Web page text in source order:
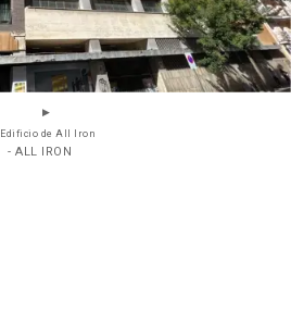
Edificio de All Iron
- ALL IRON